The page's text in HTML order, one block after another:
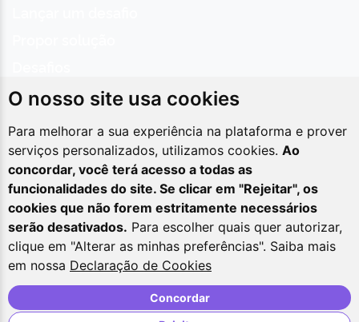
O nosso site usa cookies
Para melhorar a sua experiência na plataforma e prover
serviços personalizados, utilizamos cookies. Ao
concordar, você terá acesso a todas as
funcionalidades do site. Se clicar em "Rejeitar", os
cookies que não forem estritamente necessários
serão desativados. Para escolher quais quer autorizar,
clique em "Alterar as minhas preferências". Saiba mais
em nossa Declaração de Cookies
Concordar
Sobre
Inovações
GnovaRede Inovagov ÉpicosLIIA
Contatos
Asa Sul, SPO Área Especial 2-A, CEP 70.610-900,
Brasília/DF
(61) 2020-3000
desafios@enap.gov.br